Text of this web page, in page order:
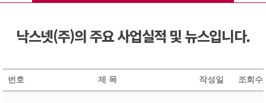
낙스넷(주)의 주요 사업실적 및 뉴스입니다.
번호 제 목 작성일 조회수